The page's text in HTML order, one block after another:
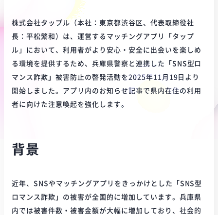
株式会社タップル（本社：東京都渋谷区、代表取締役社
長：平松繁和）は、運営するマッチングアプリ「タップ
ル」において、利用者がより安心・安全に出会いを楽しめ
る環境を提供するため、兵庫県警察と連携した「SNS型ロ
マンス詐欺」被害防止の啓発活動を2025年11月19日より
開始しました。アプリ内のお知らせ記事で県内在住の利用
者に向けた注意喚起を強化します。
背景
近年、SNSやマッチングアプリをきっかけとした「SNS型
ロマンス詐欺」の被害が全国的に増加しています。兵庫県
内では被害件数・被害金額が大幅に増加しており、社会的